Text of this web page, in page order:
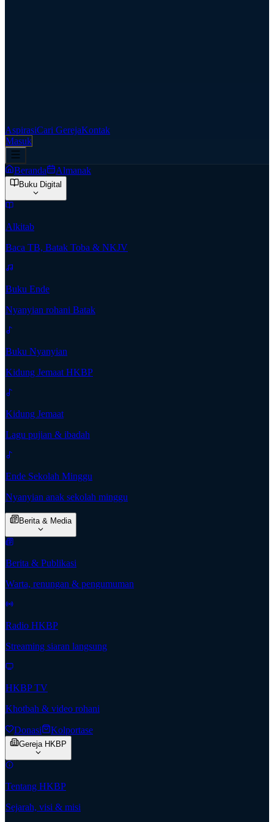
AspirasiCari GerejaKontak
Masuk
Beranda Almanak
Buku Digital
Alkitab
Baca TB, Batak Toba & NKJV
Buku Ende
Nyanyian rohani Batak
Buku Nyanyian
Kidung Jemaat HKBP
Kidung Jemaat
Lagu pujian & ibadah
Ende Sekolah Minggu
Nyanyian anak sekolah minggu
Berita & Media
Berita & Publikasi
Warta, renungan & pengumuman
Radio HKBP
Streaming siaran langsung
HKBP TV
Khotbah & video rohani
Donasi Kolportase
Gereja HKBP
Tentang HKBP
Sejarah, visi & misi